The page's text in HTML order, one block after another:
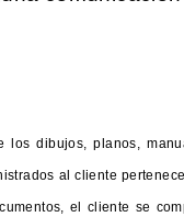
dibujos, planos,
al cliente
el cliente se